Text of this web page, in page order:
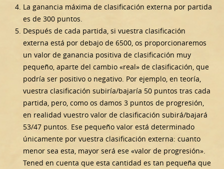
La ganancia máxima de clasificación externa por partida
es de 300 puntos.
Después de cada partida, si vuestra clasificación
externa está por debajo de 6500, os proporcionaremos
un valor de ganancia positiva de clasificación muy
pequeño, aparte del cambio «real» de clasificación, que
podría ser positivo o negativo. Por ejemplo, en teoría,
vuestra clasificación subiría/bajaría 50 puntos tras cada
partida, pero, como os damos 3 puntos de progresión,
en realidad vuestro valor de clasificación subirá/bajará
53/47 puntos. Ese pequeño valor está determinado
únicamente por vuestra clasificación externa: cuanto
menor sea esta, mayor será ese «valor de progresión».
Tened en cuenta que esta cantidad es tan pequeña que